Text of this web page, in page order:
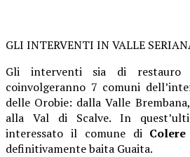
GLI INTERVENTI IN VALLE
Gli interventi sia di restauro
coinvolgeranno 7 comuni
delle Orobie: dalla Valle
alla Val di Scalve. In
interessato il comune di Colere
definitivamente baita Guaita.